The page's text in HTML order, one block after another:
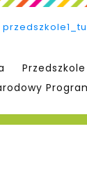
Przedszkole